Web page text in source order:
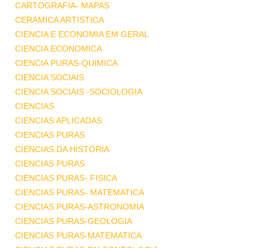
CARTOGRAFIA- MAPAS
CERAMICA ARTISTICA
CIENCIA E ECONOMIA EM GERAL
CIENCIA ECONOMICA
CIENCIA PURAS-QUIMICA
CIENCIA SOCIAIS
CIENCIA SOCIAIS -SOCIOLOGIA
CIENCIAS
CIENCIAS APLICADAS
CIENCIAS PURAS
CIENCIAS DA HISTORIA
CIENCIAS PURAS
CIENCIAS PURAS- FISICA
CIENCIAS PURAS- MATEMATICA
CIENCIAS PURAS-ASTRONOMIA
CIENCIAS PURAS-GEOLOGIA
CIENCIAS PURAS-MATEMATICA